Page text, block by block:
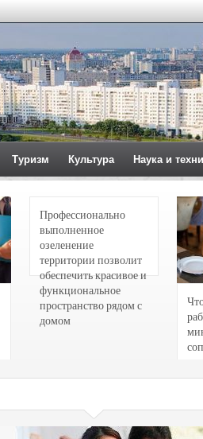
Туризм Культура Наука и
Профессионально
выполненное
озеленение
территории позволит
обеспечить красивое и
функциональное
пространство рядом с
домом